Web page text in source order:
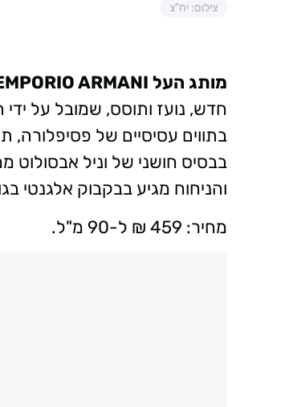
צילום: יח"צ
מותג העל EMPORIO ARMANI משיק את POWER OF YOU (או דה פרפיום)
חדש, נועז ותוסס, שמובל על
בתווים עסיסיים של פסיפלורה,
בבסיס חושני של וניל אבסולוט
והניחוח מגיע בבקבוק אלגנטי
מחיר: 459 ₪ ל-90 מ"ל.